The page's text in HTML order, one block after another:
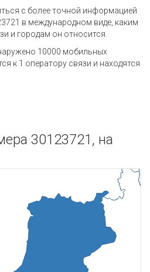
с более точной информацией
в международном виде, каким
и городам он относится.
10000 мобильных
к 1 оператору связи и находятся
30123721, на